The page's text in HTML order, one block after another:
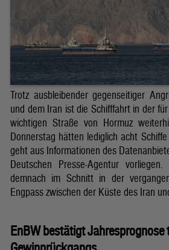
Trotz ausbleibender gegenseitiger
und dem Iran ist die Schifffahrt in der
wichtigen Straße von Hormuz
Donnerstag hätten lediglich acht
geht aus Informationen des
Deutschen Presse-Agentur
demnach im Schnitt in der
Engpass zwischen der Küste des Iran
EnBW bestätigt Jahresprognose